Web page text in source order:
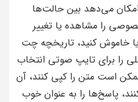
می‌دهد بین حالت‌ها
را مشاهده یا تغییر
خاموش کنید، تاریخچه چت
را برای تایپ صوتی انتخاب
ممکن است متن را کپی کنند، آن
پاسخ‌ها را به عنوان خوب